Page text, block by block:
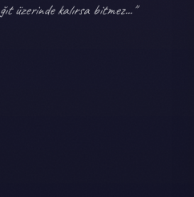
üzerinde kalırsa bitmez..."